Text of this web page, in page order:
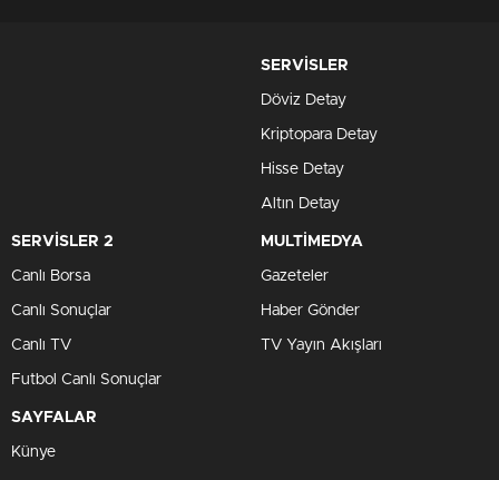
SERVİSLER
Döviz Detay
Kriptopara Detay
Hisse Detay
Altın Detay
SERVİSLER 2
Canlı Borsa
Canlı Sonuçlar
Canlı TV
Futbol Canlı Sonuçlar
MULTİMEDYA
Gazeteler
Haber Gönder
TV Yayın Akışları
SAYFALAR
Künye